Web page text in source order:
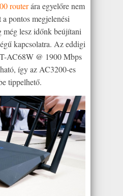
routerára egyelőre nem
pontos megjelenési
még lesz időnk beújítani
kapcsolatra. Az eddigi
AC68W @ 1900 Mbps
így az AC3200-es
tippelhető.